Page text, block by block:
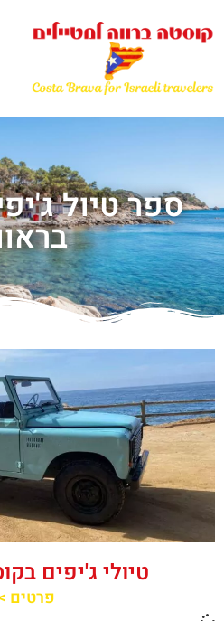
ספר טיול
טיולי ג'יפים
פרטים